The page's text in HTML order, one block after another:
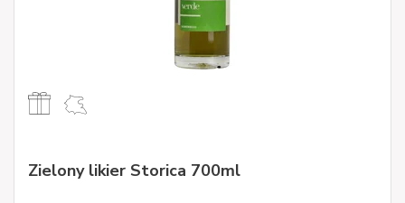
Zielony likier Storica 700ml